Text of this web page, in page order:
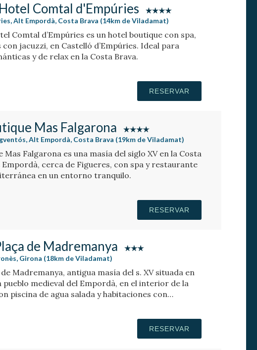
Comtal d'Empúries
Alt Empordà, Costa Brava (14km de Viladamat)
Comtal d’Empúries es un hotel boutique con spa,
con jacuzzi, en Castelló d’Empúries. Ideal para
y de relax en la Costa Brava.
RESERVAR
Mas Falgarona
Alt Empordà, Costa Brava (19km de Viladamat)
Falgarona es una masía del siglo XV en la Costa
Empordà, cerca de Figueres, con spa y restaurante
en un entorno tranquilo.
RESERVAR
de Madremanya
Girona (18km de Viladamat)
Madremanya, antigua masía del s. XV situada en
pueblo medieval del Empordà, en el interior de la
piscina de agua salada y habitaciones con
RESERVAR